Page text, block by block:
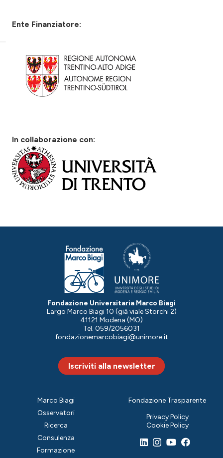
Ente Finanziatore:
In collaborazione con:
Fondazione Universitaria Marco Biagi
Largo Marco Biagi 10 (già viale Storchi 2)
41121 Modena (MO)
Tel. 059/2056031
fondazionemarcobiagi@unimore.it
Iscriviti alla newsletter
Marco Biagi
Osservatori
Ricerca
Consulenza
Formazione
Fondazione Trasparente
Privacy Policy
Cookie Policy